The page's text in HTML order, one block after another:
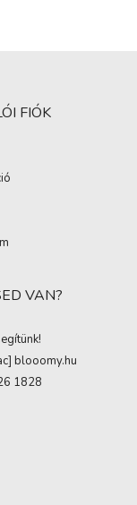
FIÓK
VAN?
] blooomy.hu
1828